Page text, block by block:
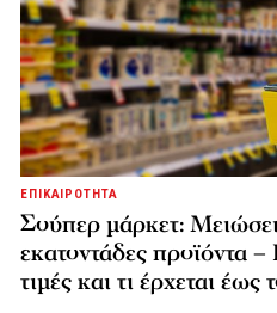
ΕΠΙΚΑΙΡΟΤΗΤΑ
Σούπερ μάρκετ:
εκατοντάδες προϊόντα
τιμές και τι έρχεται